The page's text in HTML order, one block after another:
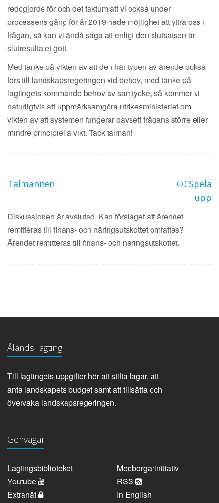
redogjorde för och det faktum att vi också under
processens gång för år 2019 hade möjlighet att yttra oss i
frågan, så kan vi ändå säga att enligt den slutsatsen är
slutresultatet gott.
Med tanke på vikten av att den här typen av ärende också
förs till landskapsregeringen vid behov, med tanke på
lagtingets kommande behov av samtycke, så kommer vi
naturligtvis att uppmärksamgöra utrikesministeriet om
vikten av att systemen fungerar oavsett frågans större eller
mindre principiella vikt. Tack talman!
Talmannen
Spela
upp
Diskussionen är avslutad. Kan förslaget att ärendet
remitteras till finans- och näringsutskottet omfattas?
Ärendet remitteras till finans- och näringsutskottet.
Ålands lagting
Till lagtingets uppgifter hör att stifta lagar, att
anta landskapets budget samt att tillsätta och
övervaka landskapsregeringen.
Genvägar
Lagtingsbiblioteket
Medborgarinitiativ
Youtube
RSS
Extranät
In English